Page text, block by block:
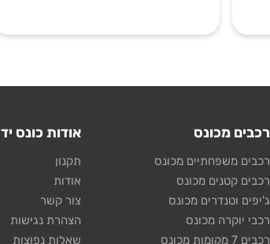
רכבים מכונס
רכבים משפחתיים מכונס
רכבים קטנים מכונס
ג'יפים וטנדרים מכונס
רכבי יוקרה מכונס
רכבים 7 מקומות מכונס
אודות כונס יד2
תקנון
אודות
צור קשר
הצהרת נגישות
שאלות נפוצות